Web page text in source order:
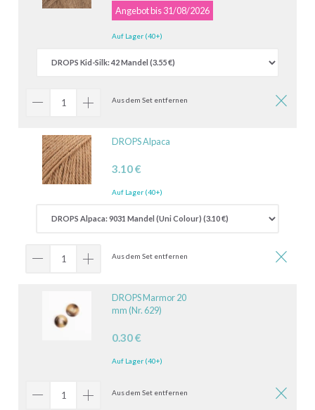
Angebot bis 31/08/2026
Auf Lager (40+)
Aus dem Set entfernen
DROPS Alpaca
3.10 €
Auf Lager (40+)
Aus dem Set entfernen
DROPS Marmor 20
mm (Nr. 629)
0.30 €
Auf Lager (40+)
Aus dem Set entfernen